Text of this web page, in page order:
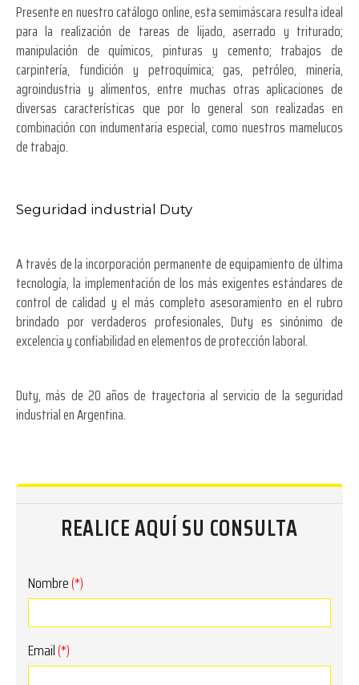
Presente en nuestro catálogo online, esta semimáscara resulta ideal
para la realización de tareas de lijado, aserrado y triturado;
manipulación de químicos, pinturas y cemento; trabajos de
carpintería, fundición y petroquímica; gas, petróleo, minería,
agroindustria y alimentos, entre muchas otras aplicaciones de
diversas características que por lo general son realizadas en
combinación con indumentaria especial, como nuestros mamelucos
de trabajo.
Seguridad industrial Duty
A través de la incorporación permanente de equipamiento de última
tecnología, la implementación de los más exigentes estándares de
control de calidad y el más completo asesoramiento en el rubro
brindado por verdaderos profesionales, Duty es sinónimo de
excelencia y confiabilidad en elementos de protección laboral.
Duty, más de 20 años de trayectoria al servicio de la seguridad
industrial en Argentina.
REALICE AQUÍ SU CONSULTA
Nombre(*)
Email(*)